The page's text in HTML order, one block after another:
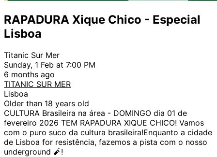
RAPADURA Xique Chico - Especial
Lisboa
Titanic Sur Mer
Sunday, 1 Feb at 7:00 PM
6 months ago
TITANIC SUR MER
Lisboa
Older than 18 years old
CULTURA Brasileira na área - DOMINGO dia 01 de
fevereiro 2026 TEM RAPADURA XIQUE CHICO! Vamos
com o puro suco da cultura brasileira!Enquanto a cidade
de Lisboa for resistência, fazemos a pista com o nosso
underground 🧨!